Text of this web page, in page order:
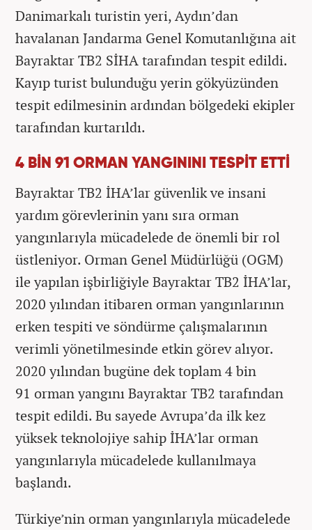
Danimarkalı turistin yeri, Aydın’dan
havalanan Jandarma Genel Komutanlığına ait
Bayraktar TB2 SİHA tarafından tespit edildi.
Kayıp turist bulunduğu yerin gökyüzünden
tespit edilmesinin ardından bölgedeki ekipler
tarafından kurtarıldı.
4 BİN 91 ORMAN YANGININI TESPİT ETTİ
Bayraktar TB2 İHA’lar güvenlik ve insani
yardım görevlerinin yanı sıra orman
yangınlarıyla mücadelede de önemli bir rol
üstleniyor. Orman Genel Müdürlüğü (OGM)
ile yapılan işbirliğiyle Bayraktar TB2 İHA’lar,
2020 yılından itibaren orman yangınlarının
erken tespiti ve söndürme çalışmalarının
verimli yönetilmesinde etkin görev alıyor.
2020 yılından bugüne dek toplam 4 bin
91 orman yangını Bayraktar TB2 tarafından
tespit edildi. Bu sayede Avrupa’da ilk kez
yüksek teknolojiye sahip İHA’lar orman
yangınlarıyla mücadelede kullanılmaya
başlandı.
Türkiye’nin orman yangınlarıyla mücadelede